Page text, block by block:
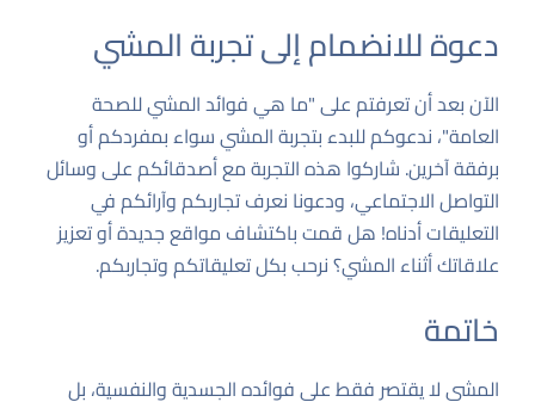
دعوة للانضمام إلى تجربة المشي
الآن بعد أن تعرفتم على "ما هي فوائد المشي للصحة
العامة"، ندعوكم للبدء بتجربة المشي سواء بمفردكم أو
برفقة آخرين. شاركوا هذه التجربة مع أصدقائكم على وسائل
التواصل الاجتماعي، ودعونا نعرف تجاربكم وآرائكم في
التعليقات أدناه! هل قمت باكتشاف مواقع جديدة أو تعزيز
علاقاتك أثناء المشي؟ نرحب بكل تعليقاتكم وتجاربكم.
خاتمة
المشي لا يقتصر فقط على فوائده الجسدية والنفسية، بل